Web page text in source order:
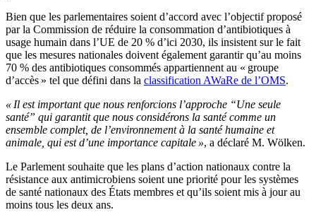
Bien que les parlementaires soient d’accord avec l’objectif proposé
par la Commission de réduire la consommation d’antibiotiques à
usage humain dans l’UE de 20 % d’ici 2030, ils insistent sur le fait
que les mesures nationales doivent également garantir qu’au moins
70 % des antibiotiques consommés appartiennent au « groupe
d’accès » tel que défini dans la classification AWaRe de l’OMS.
« Il est important que nous renforcions l’approche “Une seule
santé” qui garantit que nous considérons la santé comme un
ensemble complet, de l’environnement à la santé humaine et
animale, qui est d’une importance capitale », a déclaré M. Wölken.
Le Parlement souhaite que les plans d’action nationaux contre la
résistance aux antimicrobiens soient une priorité pour les systèmes
de santé nationaux des États membres et qu’ils soient mis à jour au
moins tous les deux ans.